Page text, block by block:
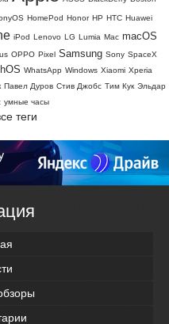
HomePod Honor HP HTC Huawei
iPod Lenovo LG Lumia Mac macOS
OPPO Pixel Samsung Sony SpaceX
WhatsApp Windows Xiaomi Xperia
Павел Дуров Стив Джобс Тим Кук Эльдар
умные часы
теги